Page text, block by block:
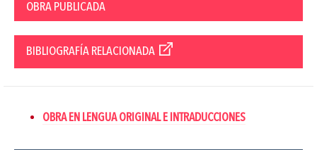
OBRA PUBLICADA
BIBLIOGRAFÍA RELACIONADA
OBRA EN LENGUA ORIGINAL E INTRADUCCIONES